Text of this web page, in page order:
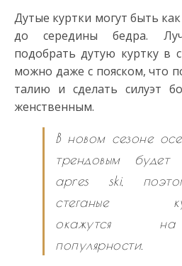
Дутые куртки могут быть
до середины бедра.
подобрать дутую куртку в
можно даже с пояском, что
талию и сделать силуэт
женственным.
В новом сезоне
трендовым будет
apres ski,
стеганые
окажутся
популярности.